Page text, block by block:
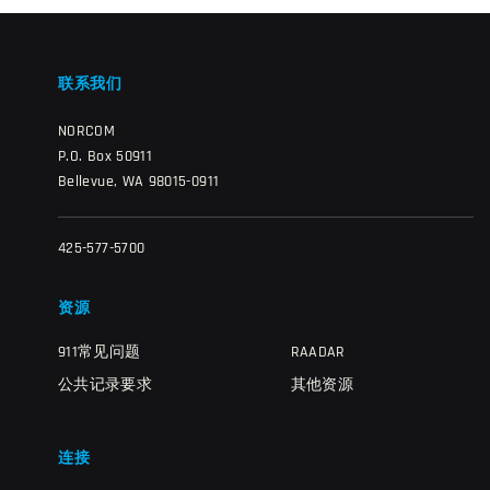
联系我们
NORCOM
P.O. Box 50911
Bellevue, WA 98015-0911
425-577-5700
资源
911常见问题
公共记录要求
RAADAR
其他资源
连接